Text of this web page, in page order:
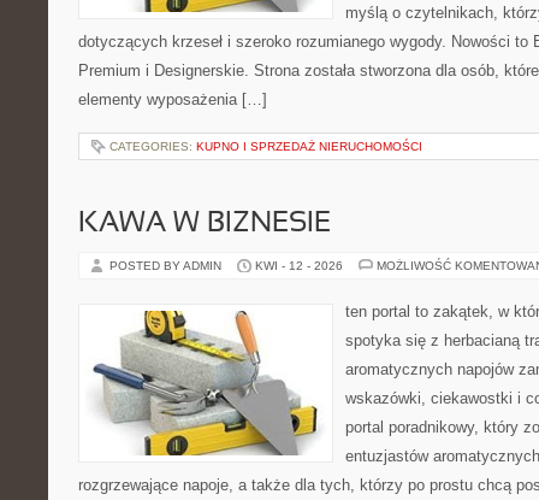
myślą o czytelnikach,
dotyczących krzeseł i szeroko rozumianego wygody. Nowości to
Premium i Designerskie. Strona została stworzona dla osób,
elementy wyposażenia […]
CATEGORIES: KUPNO I SPRZEDAŻ NIERUCHOMOŚCI
KAWA W BIZNESIE
POSTED BY ADMIN KWI - 12 - 2026 MOŻLIWOŚĆ
ten portal to zakątek, w
spotyka się z herbacianą
aromatycznych napojów
wskazówki, ciekawostki i
portal poradnikowy, który
entuzjastów
rozgrzewające napoje, a także dla tych, którzy po prostu chcą